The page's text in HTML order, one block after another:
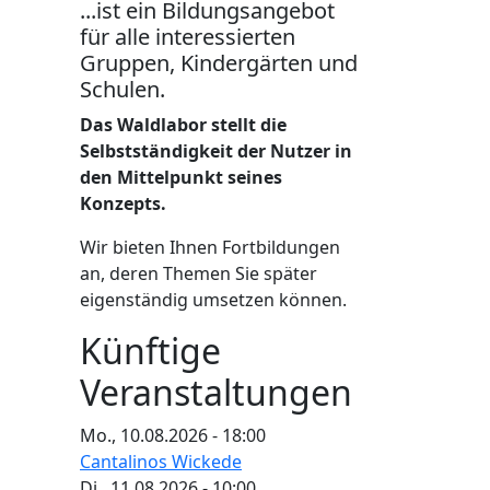
...ist ein Bildungsangebot
für alle interessierten
Gruppen, Kindergärten und
Schulen.
Das Waldlabor stellt die
Selbstständigkeit der Nutzer in
den Mittelpunkt seines
Konzepts.
Wir bieten Ihnen Fortbildungen
an, deren Themen Sie später
eigenständig umsetzen können.
Künftige
Veranstaltungen
Mo., 10.08.2026 - 18:00
Cantalinos Wickede